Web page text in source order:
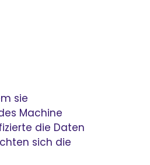
sie
Machine
die Daten
sich die